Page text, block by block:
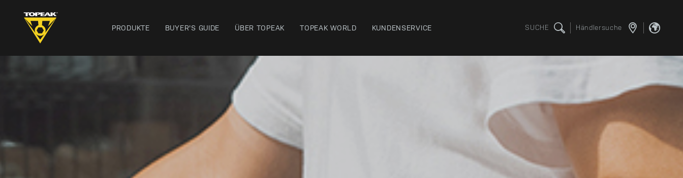
PRODUKTE BUYER'S GUIDE ÜBER TOPEAK TOPEAK WORLD KUNDENSERVICE SUCHE Händlersuche